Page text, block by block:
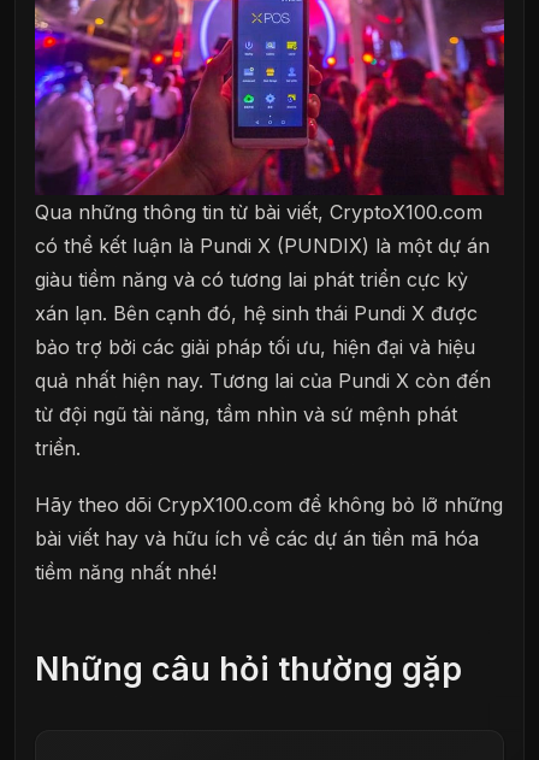
Qua những thông tin từ bài viết, CryptoX100.com
có thể kết luận là Pundi X (PUNDIX) là một dự án
giàu tiềm năng và có tương lai phát triển cực kỳ
xán lạn. Bên cạnh đó, hệ sinh thái Pundi X được
bảo trợ bởi các giải pháp tối ưu, hiện đại và hiệu
quả nhất hiện nay. Tương lai của Pundi X còn đến
từ đội ngũ tài năng, tầm nhìn và sứ mệnh phát
triển.
Hãy theo dõi CrypX100.com để không bỏ lỡ những
bài viết hay và hữu ích về các dự án tiền mã hóa
tiềm năng nhất nhé!
Những câu hỏi thường gặp